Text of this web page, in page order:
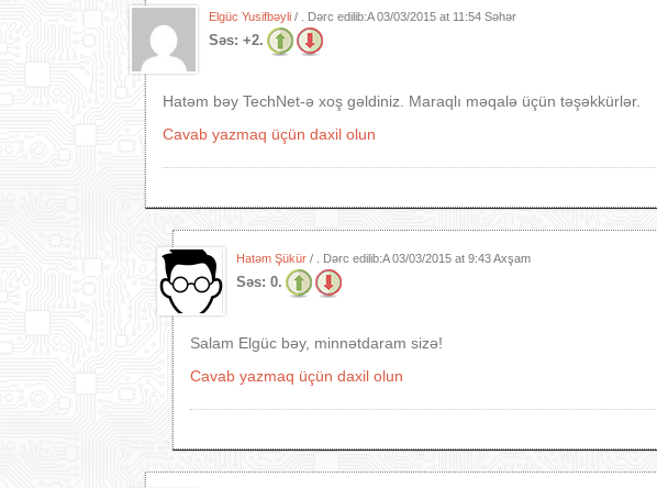
Elgüc Yusifbəyli / . Dərc edilib:A03/03/2015 at 11:54 Səhər
Səs: +2.
Hatəm bəy TechNet-ə xoş gəldiniz. Maraqlı məqalə üçün təşəkkürlər.
Cavab yazmaq üçün daxil olun
Hatəm Şükür / . Dərc edilib:A03/03/2015 at 9:43 Axşam
Səs: 0.
Salam Elgüc bəy, minnətdaram sizə!
Cavab yazmaq üçün daxil olun